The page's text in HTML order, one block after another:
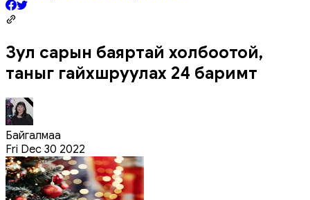
Зул сарын баяртай холбоотой,
таныг гайхшруулах 24 баримт
Байгалмаа
Fri Dec 30 2022